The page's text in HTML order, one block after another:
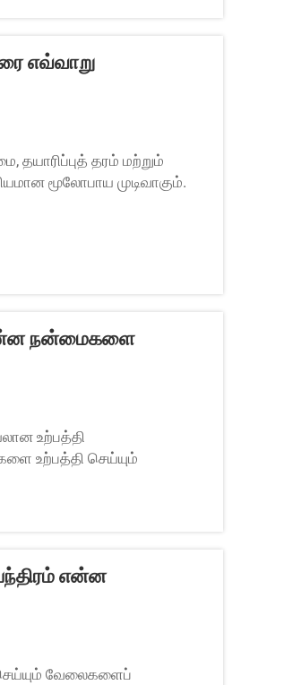
எவ்வாறு
தயாரிப்புத் தரம் மற்றும்
மூலோபாய முடிவாகும்.
என்ன நன்மைகளை
உற்பத்தி
உற்பத்தி செய்யும்
இயந்திரம் ஒரு ...
என்ன
வேலைகளைப்